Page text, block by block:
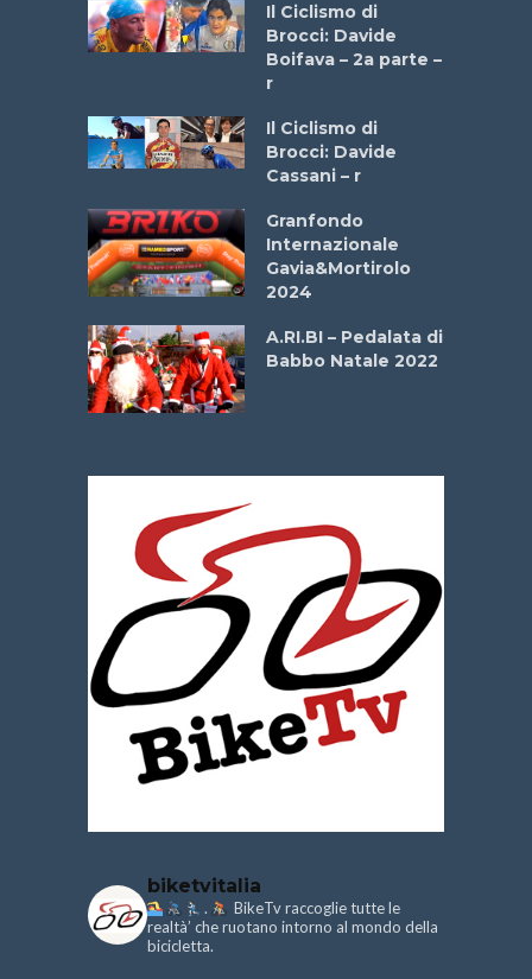
Il Ciclismo di
Brocci: Davide
Boifava – 2a parte –
r
Il Ciclismo di
Brocci: Davide
Cassani – r
Granfondo
Internazionale
Gavia&Mortirolo
2024
A.RI.BI – Pedalata di
Babbo Natale 2022
biketvitalia
.
BikeTv raccoglie tutte le
realtà’ che ruotano intorno al mondo della
bicicletta.